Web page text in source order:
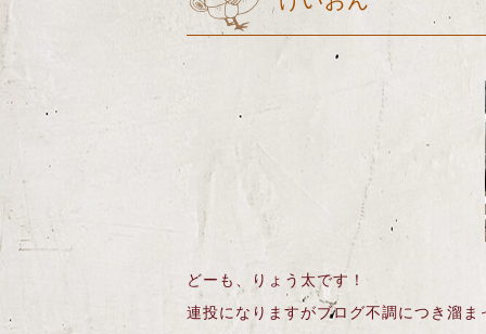
どーも、りょう太です！
連投になりますがブログ不調につき溜ま